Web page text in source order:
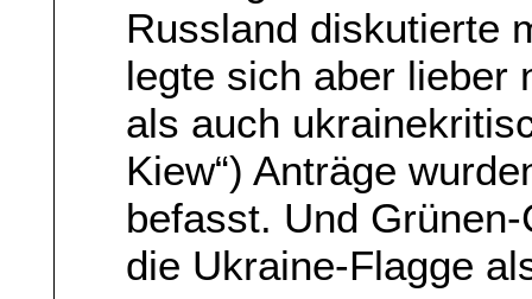
Russland diskutierte
legte sich aber lieber
als auch
Kiew“) Anträge
befasst. Und
die Ukraine-Flagge